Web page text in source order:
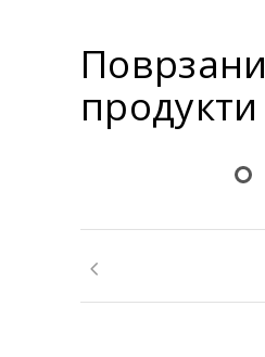
Поврзани
продукти